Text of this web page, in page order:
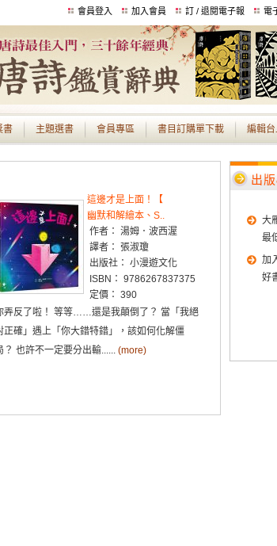
會員登入 加入會員 訂 / 退閱電子報 電
書 主題選書 會員專區 書目訂購單下載 編輯
這邊才是上面！【
幽默和解繪本、S..
作者： 湯姆．波西渥
譯者： 張淑瓊
出版社： 小漫遊文化
ISBN： 9786267837375
定價： 390
弄反了啦！ 等等……還是我顛倒了？ 當「我絕
正確」遇上「你大錯特錯」，該如何化解僵
？ 也許不一定要分出輸...... (more)
出
大
最
加
好